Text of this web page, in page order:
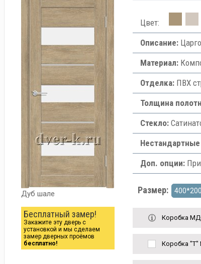
Дуб шале
Бесплатный замер!
Закажите эту дверь с
установкой и мы сделаем
замер дверных проёмов
бесплатно!
Цвет:
Описание:
Материал:
Отделка:ПВХ
Толщина
Стекло:
Доп. опции:
Размер:
Коробка
Коробка